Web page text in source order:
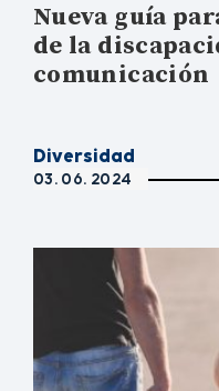
Nueva guía
de la
comunicación
Diversidad
03. 06. 2024